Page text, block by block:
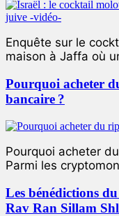
Enquête sur le
maison à Jaffa où
Pourquoi acheter
bancaire ?
Pourquoi acheter
Parmi les
Les bénédictions
Rav Ran Sillam